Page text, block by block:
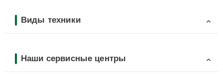
Виды техники
Наши сервисные центры